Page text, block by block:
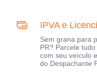
IPVA e
Sem grana para
PR? Parcele
com seu veículo
do Despachante